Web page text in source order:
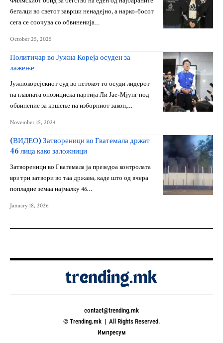
бегалци во светот заврши ненадејно, а нарко-босот
сега се соочува со обвиненија…
October 25, 2025
Политичар во Јужна Кореја осуден за
лажење
Јужнокорејскиот суд во петокот го осуди лидерот
на главната опозициска партија Ли Јае-Мјунг под
обвинение за кршење на изборниот закон,…
November 15, 2024
(ВИДЕО) Затвореници во Гватемала држат
46 лица како заложници
Затвореници во Гватемала ја презедоа контролата
врз три затвори во таа држава, каде што од вчера
попладне земаа најмалку 46…
January 18, 2026
contact@trending.mk
© Trending.mk | All Rights Reserved.
Импресум